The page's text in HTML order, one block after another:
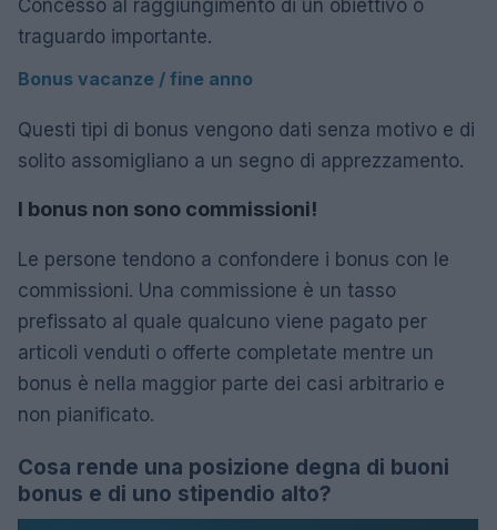
Concesso al raggiungimento di un obiettivo o
traguardo importante.
Bonus vacanze / fine anno
Questi tipi di bonus vengono dati senza motivo e di
solito assomigliano a un segno di apprezzamento.
I bonus non sono commissioni!
Le persone tendono a confondere i bonus con le
commissioni. Una commissione è un tasso
prefissato al quale qualcuno viene pagato per
articoli venduti o offerte completate mentre un
bonus è nella maggior parte dei casi arbitrario e
non pianificato.
Cosa rende una posizione degna di buoni
bonus e di uno stipendio alto?